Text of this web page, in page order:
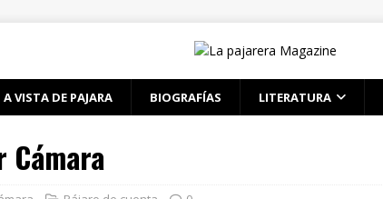
A VISTA DE PAJARA BIOGRAFÍAS LITERATURA
Cámara